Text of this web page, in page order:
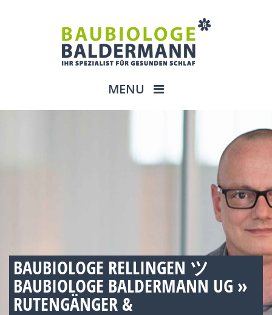
MENU
BAUBIOLOGE RELLINGEN ツ
BAUBIOLOGE BALDERMANN UG »
RUTENGÄNGER &